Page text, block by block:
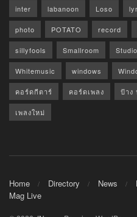
inter labanoon Loso
photo POTATO record
sillyfools Smallroom Studio
Whitemusic windows
คอร์ดกีตาร์ คอร์ดเพลง ป้าง
เพลงใหม่
Home Directory News
Mag Live